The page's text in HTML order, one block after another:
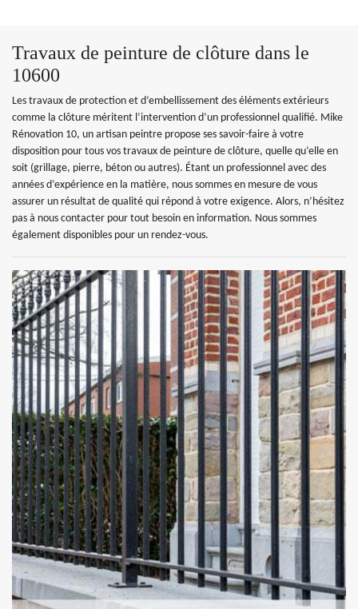
Travaux de peinture de clôture dans le
10600
Les travaux de protection et d’embellissement des éléments extérieurs
comme la clôture méritent l’intervention d’un professionnel qualifié. Mike
Rénovation 10, un artisan peintre propose ses savoir-faire à votre
disposition pour tous vos travaux de peinture de clôture, quelle qu’elle en
soit (grillage, pierre, béton ou autres). Étant un professionnel avec des
années d’expérience en la matière, nous sommes en mesure de vous
assurer un résultat de qualité qui répond à votre exigence. Alors, n’hésitez
pas à nous contacter pour tout besoin en information. Nous sommes
également disponibles pour un rendez-vous.